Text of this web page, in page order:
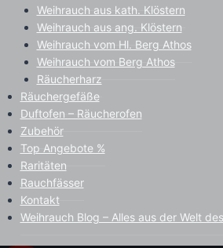
Weihrauch aus kath. Klöstern
Weihrauch aus ang. Klöstern
Weihrauch vom Hl. Berg Athos
Weihrauch vom Berg Athos
Räucherharz
Räuchergefäße
Duftofen – Räucherofen
Zubehör
Top Angebote %
Raritäten
Rauchfässer
Kontakt
Weihrauch Blog – Alles aus der Welt